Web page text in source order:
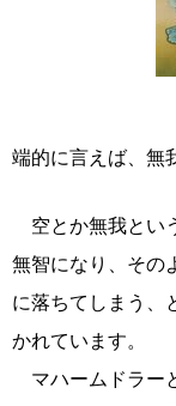
端的に言えば、無
空とか無我とい
無智になり、その
に落ちてしまう、
かれています。
マハームドラー